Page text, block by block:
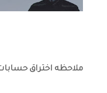
ملاحظه اختراق